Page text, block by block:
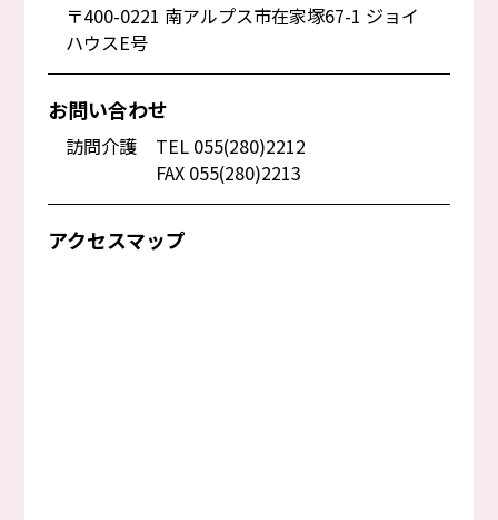
〒400-0221 南アルプス市在家塚67-1 ジョイ
ハウスE号
お問い合わせ
訪問介護
TEL 055(280)2212
FAX 055(280)2213
アクセスマップ